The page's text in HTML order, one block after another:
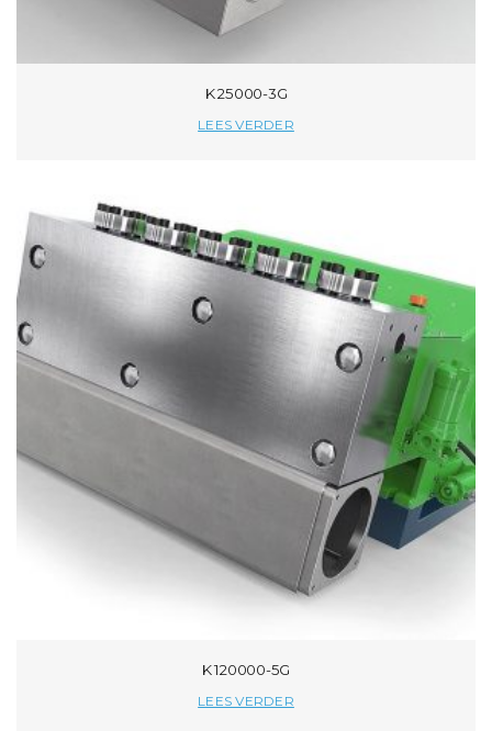
K 25000-3G
LEES VERDER
K 120000-5G
LEES VERDER